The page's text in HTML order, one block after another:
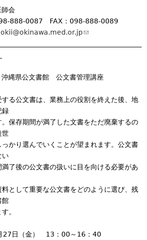
会
0087 FAX：098-888-0089
okii@okinawa.med.or.jp(
k
e
d
e
m
i
縄県公文書館 公文書管理講座
る公文書は、業務上の役割を終えた後、地
録
保存期間が満了した文書をただ廃棄するの
世
かり選んでいくことが望まれます。公文書
い
了後の公文書の扱いに目を向ける必要があ
として重要な公文書をどのように選び、残
館
。
日（金） 13：00～16：40